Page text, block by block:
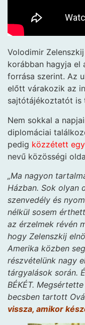
Volodimir
korábban hagyja el
forrása szerint. Az
előtt várakozik az
sajtótájékoztatót is
Nem sokkal a
diplomáciai
pedig közzétett
nevű közösségi
„Ma nagyon
Házban. Sok olyan
szenvedély és
nélkül sosem
az érzelmek révén
hogy Zelenszkij
Amerika közben
részvételünk nagy
tárgyalások során.
BÉKÉT.
becsben tartott
vissza, amikor